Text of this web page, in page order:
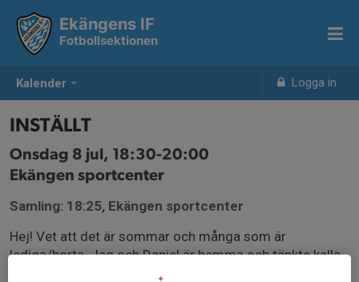
Kalender Logga in
Ekängens IF
Fotbollsektionen
INSTÄLLT
Onsdag 8 jul, 18:30-20:00
Ekängen sportcenter
Samling: 18:25, Ekängen sportcenter
Hej! Vet att det är sommar och många som är
lediga/borta. Jag och Daniel är hemma och tänkte kalla
till ett prova-på pass med Ambitionsträning. De som vill